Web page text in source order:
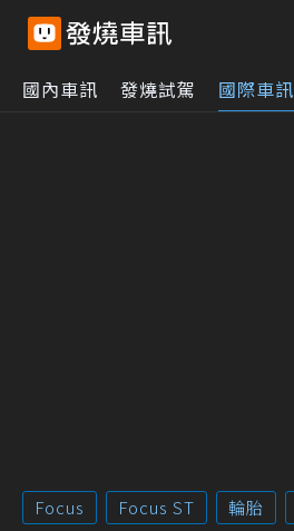
國內車訊 發燒試駕 國際車訊
Focus Focus ST 輪胎